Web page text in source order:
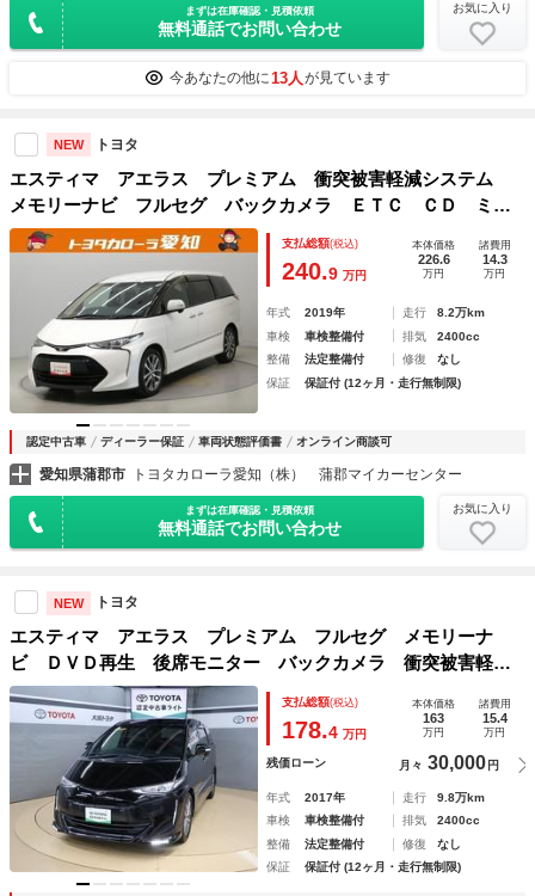
まずは在庫確認・見積依頼
無料通話でお問い合わせ
お気に入り
今あなたの他に 13人 が見ています
NEW トヨタ
エスティマ アエラス プレミアム 衝突被害軽減システム
メモリーナビ フルセグ バックカメラ ＥＴＣ ＣＤ ミュ
ージックプレイヤー接続可 ＤＶＤ再生 後席モニター 電動
シート オートクルーズコントロール ＬＥＤヘッドランプ
３列シート
支払総額(税込)
240.9 万円
本体価格
226.6
万円
諸費用
14.3
万円
年式 2019年 走行
8.2万km
車検
車検整備付 排気
2400cc
整備
法定整備付 修復
なし
保証
保証付 (12ヶ月・走行無制限)
認定中古車 ディーラー保証 車両状態評価書 オンライン商談可
愛知県蒲郡市 トヨタカローラ愛知（株） 蒲郡マイカーセンター
まずは在庫確認・見積依頼
無料通話でお問い合わせ
お気に入り
NEW トヨタ
エスティマ アエラス プレミアム フルセグ メモリーナ
ビ ＤＶＤ再生 後席モニター バックカメラ 衝突被害軽減
システム ＥＴＣ 両側電動スライド ＬＥＤヘッドランプ
オートマチックハイビーム 乗車定員７人 ３列シート ワン
支払総額(税込)
178.4 万円
本体価格
163
万円
諸費用
15.4
万円
残価ローン 月々 30,000 円
年式 2017年 走行
9.8万km
車検
車検整備付 排気
2400cc
整備
法定整備付 修復
なし
保証
保証付 (12ヶ月・走行無制限)